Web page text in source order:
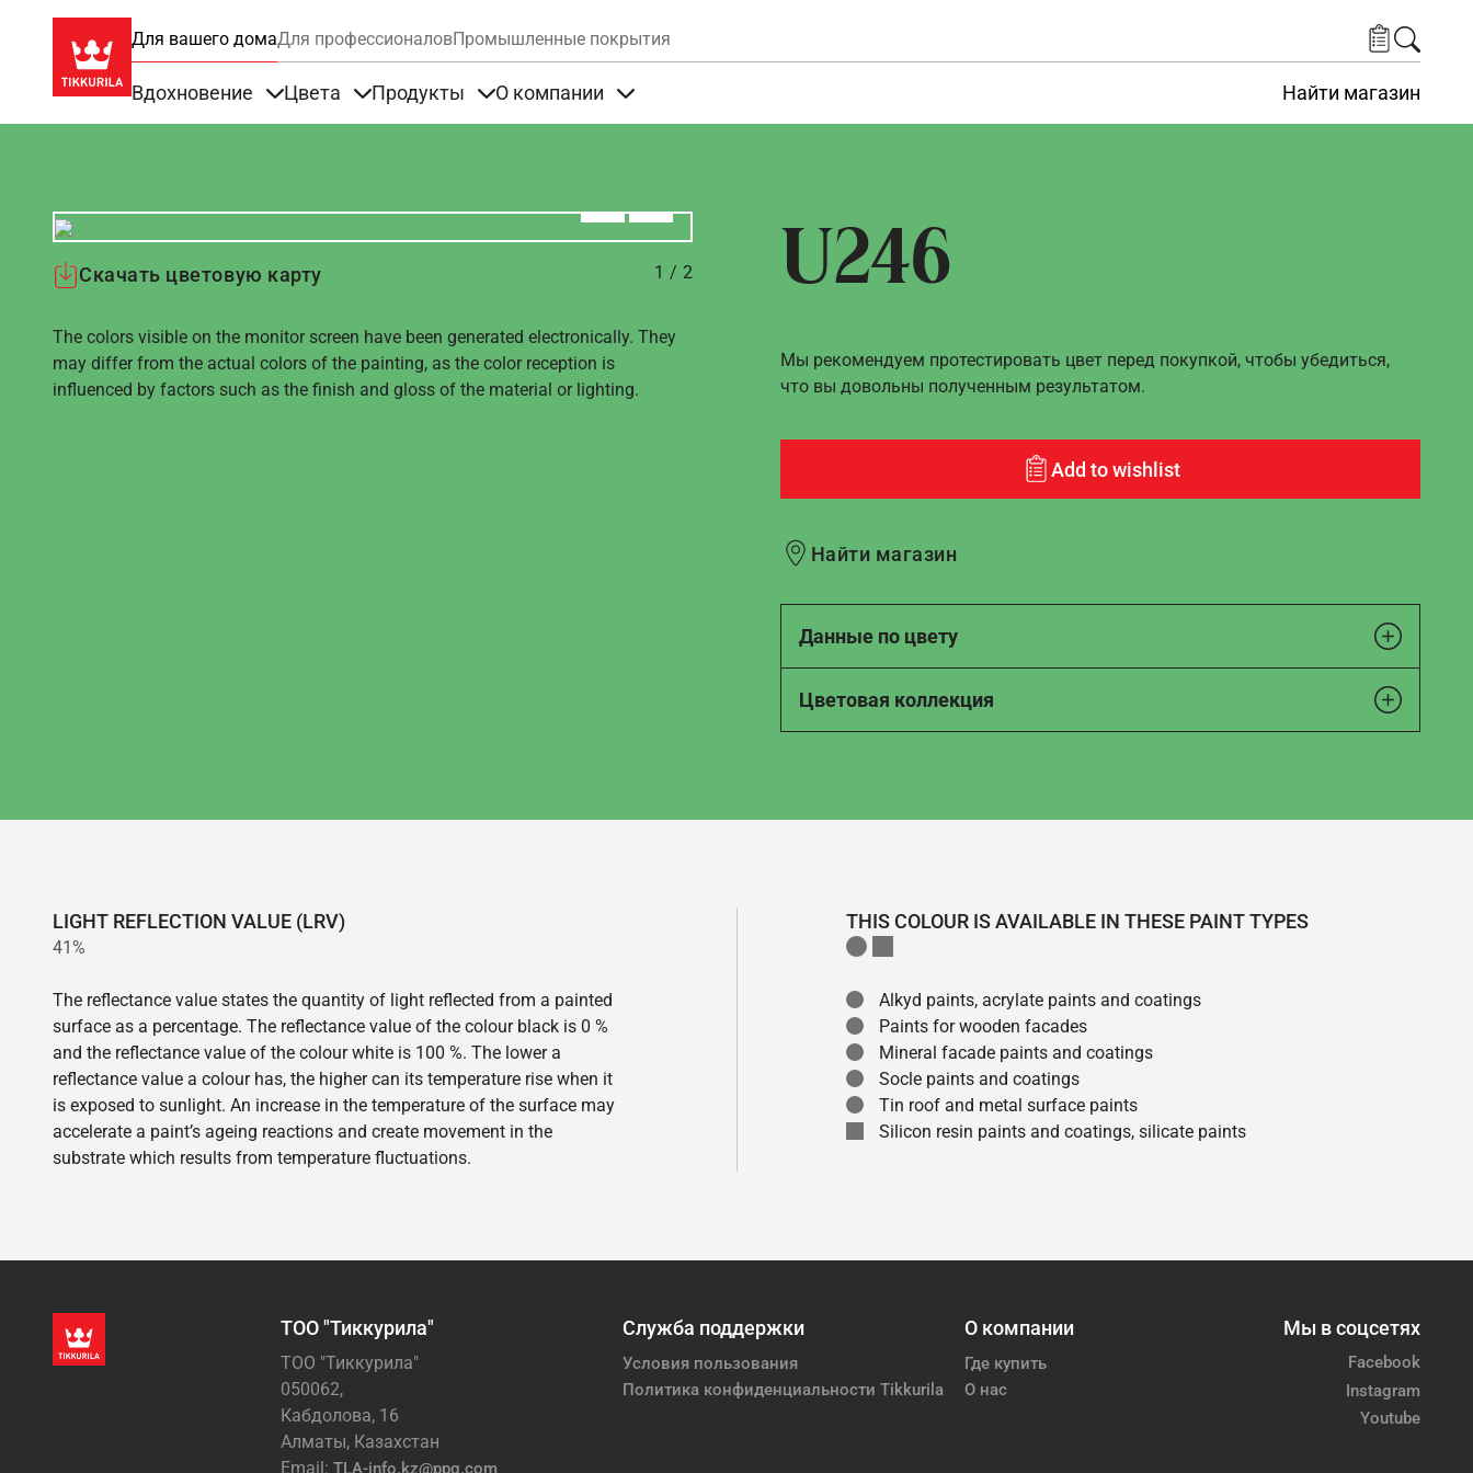
Для вашего домаДля профессионаловПромышленные покрытия
Вдохновение Цвета Продукты О компании Найти магазин
U246
Скачать цветовую карту 1 / 2
The colors visible on the monitor screen have been generated electronically. They
may differ from the actual colors of the painting, as the color reception is
influenced by factors such as the finish and gloss of the material or lighting.
Мы рекомендуем протестировать цвет перед покупкой, чтобы убедиться,
что вы довольны полученным результатом.
Add to wishlist
Найти магазин
Данные по цвету
Цветовая коллекция
LIGHT REFLECTION VALUE (LRV)
41%
The reflectance value states the quantity of light reflected from a painted
surface as a percentage. The reflectance value of the colour black is 0 %
and the reflectance value of the colour white is 100 %. The lower a
reflectance value a colour has, the higher can its temperature rise when it
is exposed to sunlight. An increase in the temperature of the surface may
accelerate a paint’s ageing reactions and create movement in the
substrate which results from temperature fluctuations.
THIS COLOUR IS AVAILABLE IN THESE PAINT TYPES
Alkyd paints, acrylate paints and coatings
Paints for wooden facades
Mineral facade paints and coatings
Socle paints and coatings
Tin roof and metal surface paints
Silicon resin paints and coatings, silicate paints
ТОО "Тиккурила"
ТОО "Тиккурила"
050062,
Кабдолова, 16
Алматы, Казахстан
Email: TLA-info.kz@ppg.com
Служба поддержки
Условия пользования
Политика конфиденциальности Tikkurila
О компании
Где купить
О нас
Мы в соцсетях
Facebook
Instagram
Youtube